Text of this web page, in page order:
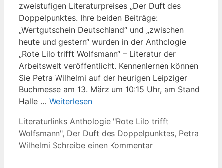
zweistufigen Literaturpreises „Der Duft des
Doppelpunktes. Ihre beiden Beiträge:
„Wertgutschein Deutschland“ und „zwischen
heute und gestern“ wurden in der Anthologie
„Rote Lilo trifft Wolfsmann“ – Literatur der
Arbeitswelt veröffentlicht. Kennenlernen können
Sie Petra Wilhelmi auf der heurigen Leipziger
Buchmesse am 13. März um 10:15 Uhr, am Stand
Halle … Weiterlesen
Kategorien
Literaturlinks Schlagwörter
Anthologie "Rote Lilo trifft
Wolfsmann", Der Duft des Doppelpunktes, Petra
Wilhelmi Schreibe einen Kommentar